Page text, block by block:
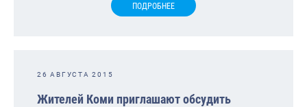
ПОДРОБНЕЕ
26 АВГУСТА 2015
Жителей Коми приглашают обсудить